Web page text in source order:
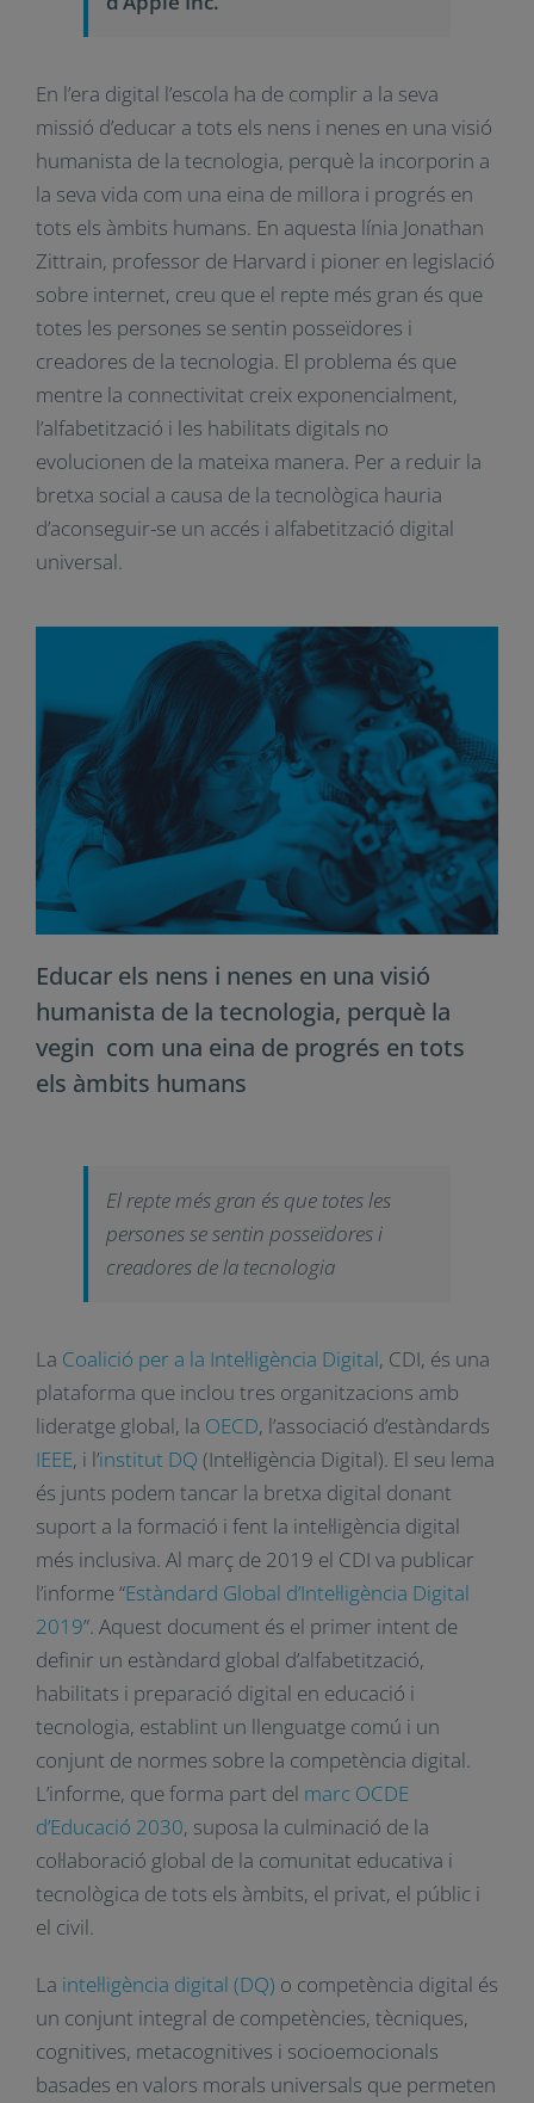
la gent que pensa com un
compassió, sense responsabilitat
sobre les conseqüències dels seus
actes. Tim Cook. Director
Executiu d’Apple Inc.
En l’era digital l’escola ha de complir a la seva
missió d’educar a tots els nens i nenes en una
visió humanista de la tecnologia, perquè la
incorporin a la seva vida com una eina de millora
i progrés en tots els àmbits humans. En aquesta
línia Jonathan Zittrain, professor de Harvard i
pioner en legislació sobre internet, creu que el
repte més gran és que totes les persones se
sentin posseïdores i creadores de la tecnologia.
digitals no evolucionen de la mateixa manera.
Per a reduir la bretxa social a causa de la
tecnològica hauria d’aconseguir-se un accés i
alfabetització digital universal.
humanista de la tecnologia, perquè la
vegin com una eina de progrés en tots
els àmbits humans
El repte més gran és que totes les
persones se sentin posseïdores i
creadores de la tecnologia
LaCoalició per a la Intel·ligència Digital, CDI, és
una plataforma que inclou tres organitzacions
amb lideratge global, laOECD, l’associació
d’estàndardsIEEE, i l’institut DQ(Intel·ligència
Digital). El seu lema és junts podem tancar la
bretxa digital donant suport a la formació i fent
la intel·ligència digital més inclusiva. Al març de
2019 el CDI va publicar l’informe “Estàndard
Global d’Intel·ligència Digital 2019”. Aquest
document és el primer intent de definir un
estàndard global d’alfabetització, habilitats i
preparació digital en educació i tecnologia,
establint un llenguatge comú i un conjunt de
que forma part del
marc OCDE d’Educació 2030
suposa la culminació de la col·laboració global de
la comunitat educativa i tecnològica de tots els